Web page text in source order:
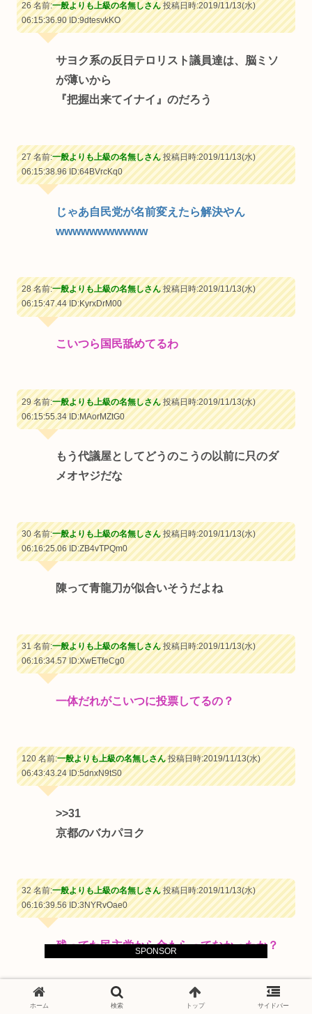
SPONSOR
26 名前:一般よりも上級の名無しさん投稿日時:2019/11/13(水)
06:15:36.90ID:9dtesvkKO
サヨク系の反日テロリスト議員達は、脳ミソ
が薄いから
『把握出来てイナイ』のだろう
27 名前:一般よりも上級の名無しさん投稿日時:2019/11/13(水)
06:15:38.96ID:64BVrcKq0
じゃあ自民党が名前変えたら解決やん
wwwwwwwwwww
28 名前:一般よりも上級の名無しさん投稿日時:2019/11/13(水)
06:15:47.44ID:KyrxDrM00
こいつら国民舐めてるわ
29 名前:一般よりも上級の名無しさん投稿日時:2019/11/13(水)
06:15:55.34ID:MAorMZtG0
もう代議屋としてどうのこうの以前に只のダ
メオヤジだな
30 名前:一般よりも上級の名無しさん投稿日時:2019/11/13(水)
06:16:25.06ID:ZB4vTPQm0
陳って青龍刀が似合いそうだよね
31 名前:一般よりも上級の名無しさん投稿日時:2019/11/13(水)
06:16:34.57ID:XwETfeCg0
一体だれがこいつに投票してるの？
120 名前:一般よりも上級の名無しさん投稿日時:2019/11/13(水)
06:43:43.24ID:5dnxN9tS0
>>31
京都のバカパヨク
32 名前:一般よりも上級の名無しさん投稿日時:2019/11/13(水)
06:16:39.56ID:3NYRvOae0
残ってた民主党から金もらってなかったか？
33 名前: 一般よりも上級の名無しさん
投稿日時:2019/11/13(水)
ホーム 検索 トップ サイドバー